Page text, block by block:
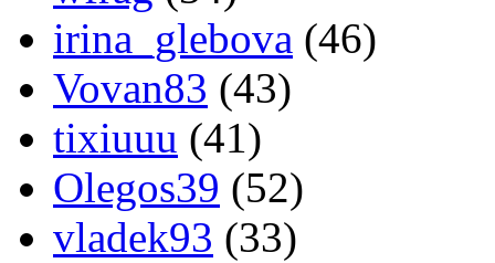
irina_glebova (46)
Vovan83 (43)
tixiuuu (41)
Olegos39 (52)
vladek93 (33)